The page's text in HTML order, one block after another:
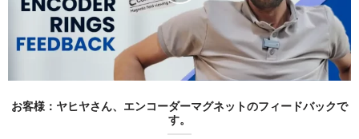
お客様：ヤヒヤさん、エンコーダーマグネットのフィードバックで
す。